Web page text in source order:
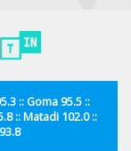
:: Goma 95.5 ::
:: Matadi 102.0 ::